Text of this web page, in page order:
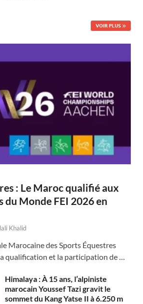
VOIR PLUS
: Le Maroc qualifié aux
du Monde FEI 2026 en
Khalid
Marocaine des Sports Équestres
qualification et la participation de …
Himalaya : À 15 ans, l’alpiniste
marocain Youssef Tazi gravit le
sommet du Kang Yatse II à 6.250 m